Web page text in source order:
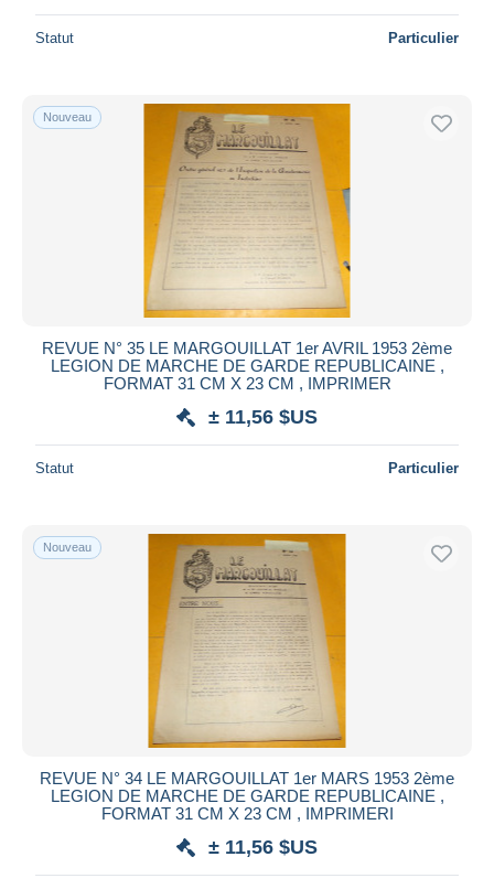
Statut Particulier
Nouveau
REVUE N° 35 LE MARGOUILLAT 1er AVRIL 1953 2ème
LEGION DE MARCHE DE GARDE REPUBLICAINE ,
FORMAT 31 CM X 23 CM , IMPRIMER
± 11,56 $US
Statut Particulier
Nouveau
REVUE N° 34 LE MARGOUILLAT 1er MARS 1953 2ème
LEGION DE MARCHE DE GARDE REPUBLICAINE ,
FORMAT 31 CM X 23 CM , IMPRIMERI
± 11,56 $US